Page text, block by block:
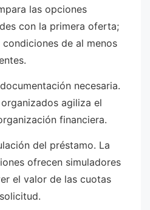
las opciones
con la primera oferta;
de al menos
necesaria.
agiliza el
financiera.
del préstamo. La
ofrecen simuladores
el valor de las cuotas